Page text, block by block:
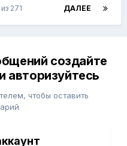
ДАЛЕЕ
271
создайте
авторизуйтесь
чтобы оставить